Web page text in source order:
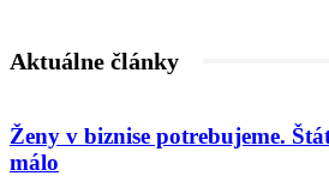
Aktuálne články
Ženy v biznise potrebujeme.
málo